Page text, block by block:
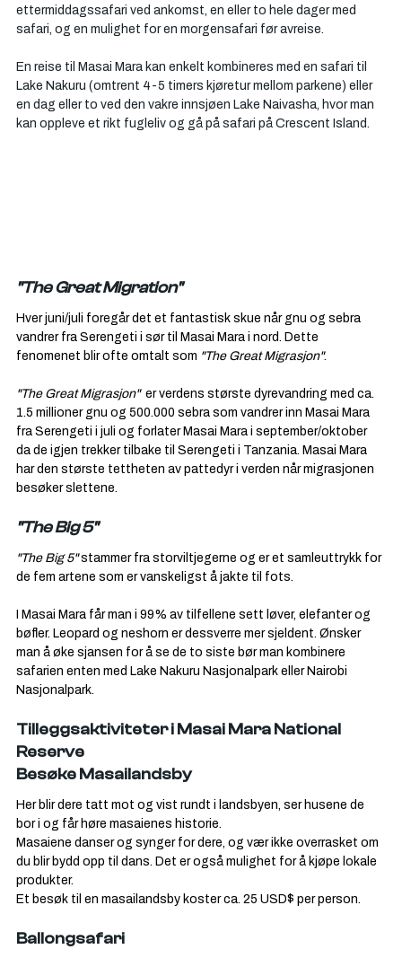
ettermiddagssafari ved ankomst, en eller to hele dager med
safari, og en mulighet for en morgensafari før avreise.
En reise til Masai Mara kan enkelt kombineres med en safari til
Lake Nakuru (omtrent 4-5 timers kjøretur mellom parkene) eller
en dag eller to ved den vakre innsjøen Lake Naivasha, hvor man
kan oppleve et rikt fugleliv og gå på safari på Crescent Island.
"The Great Migration"
Hver juni/juli foregår det et fantastisk skue når gnu og sebra
vandrer fra Serengeti i sør til Masai Mara i nord. Dette
fenomenet blir ofte omtalt som "The Great Migrasjon".
"The Great Migrasjon" er verdens største dyrevandring med ca.
1.5 millioner gnu og 500.000 sebra som vandrer inn Masai Mara
fra Serengeti i juli og forlater Masai Mara i september/oktober
da de igjen trekker tilbake til Serengeti i Tanzania. Masai Mara
har den største tettheten av pattedyr i verden når migrasjonen
besøker slettene.
"The Big 5"
"The Big 5" stammer fra storviltjegerne og er et samleuttrykk for
de fem artene som er vanskeligst å jakte til fots.
I Masai Mara får man i 99% av tilfellene sett løver, elefanter og
bøfler. Leopard og neshorn er dessverre mer sjeldent. Ønsker
man å øke sjansen for å se de to siste bør man kombinere
safarien enten med Lake Nakuru Nasjonalpark eller Nairobi
Nasjonalpark.
Tilleggsaktiviteter i Masai Mara National
Reserve
Besøke Masailandsby
Her blir dere tatt mot og vist rundt i landsbyen, ser husene de
bor i og får høre masaienes historie.
Masaiene danser og synger for dere, og vær ikke overrasket om
du blir bydd opp til dans. Det er også mulighet for å kjøpe lokale
produkter.
Et besøk til en masailandsby koster ca. 25 USD$ per person.
Ballongsafari